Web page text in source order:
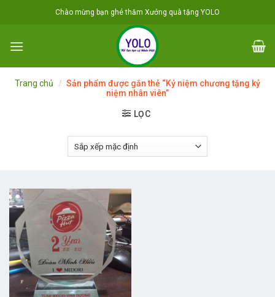
Chào mừng bạn ghé thăm Xưởng quà tặng YOLO
Trang chủ / Sản phẩm được gắn thẻ “Kỷ niệm chương tặng kỷ
niệm nhân viên”
LỌC